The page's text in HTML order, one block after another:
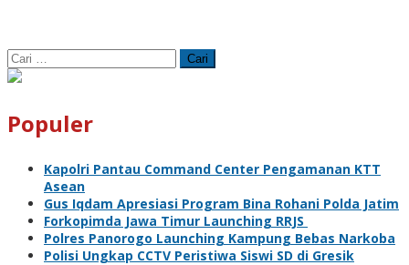
Cari
untuk:
Populer
Kapolri Pantau Command Center Pengamanan KTT
Asean
Gus Iqdam Apresiasi Program Bina Rohani Polda Jatim
Forkopimda Jawa Timur Launching RRJS
Polres Panorogo Launching Kampung Bebas Narkoba
Polisi Ungkap CCTV Peristiwa Siswi SD di Gresik